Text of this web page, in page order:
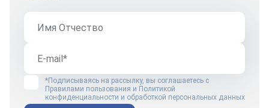
*Подписываясь на рассылку, вы соглашаетесь с
Правилами пользования и Политикой
конфиденциальности и обработкой персональных данных